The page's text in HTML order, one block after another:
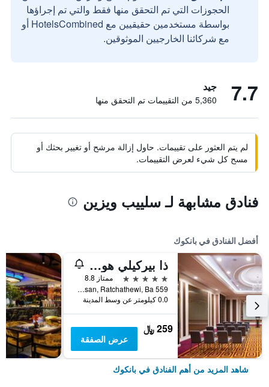
الحجوزات التي تم التحقق منها فقط والتي تم إجراؤها
بواسطة مستخدمين حقيقيين مع HotelsCombined أو
مع شركائنا الخارجيين الموثوقين.
7.7 جيد
5,360 من التقييمات تم التحقق منها
لم يتم العثور على تقييمات. حاول إزالة مرشح أو تغيير بحثك أو
مسح كل شيء لعرض التقييمات.
فنادق مشابهة لـ سلييب ويزين
أفضل الفنادق في بانكوك
ذا بيركيلي هوتل براتونام
5 نجوم
ممتاز 8.8
559 Ratcharaprarop Rd., Makkasan, Ratchathewi, Ba, بانكوك, تايلاند
0.0 كيلومتر عن وسط المدينة
259 ﷼
عرض الصفقة
شاهد المزيد من أهم الفنادق في بانكوك